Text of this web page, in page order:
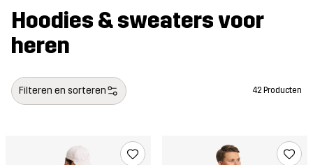
Hoodies & sweaters voor
heren
Filteren en sorteren 42 Producten